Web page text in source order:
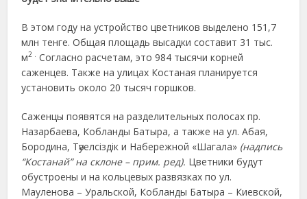
В этом году на устройство цветников выделено 151,7
млн тенге. Общая площадь высадки составит 31 тыс.
м2 . Согласно расчетам, это 984 тысячи корней
саженцев. Также на улицах Костаная планируется
установить около 20 тысяч горшков.
Саженцы появятся на разделительных полосах пр.
Назарбаева, Кобланды Батыра, а также на ул. Абая,
Бородина, Тәуелсіздік и Набережной «Шагала» (надпись
“Костанай” на склоне – прим. ред). Цветники будут
обустроены и на кольцевых развязках по ул.
Мауленова – Уральской, Кобланды Батыра – Киевской,